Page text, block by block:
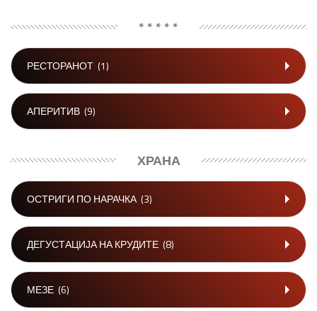
* * * * *
РЕСТОРАНОТ (1)
АПЕРИТИВ (9)
ХРАНА
ОСТРИГИ ПО НАРАЧКА(3)
ДЕГУСТАЦИЈА НА КРУДИТЕ (8)
МЕЗЕ (6)